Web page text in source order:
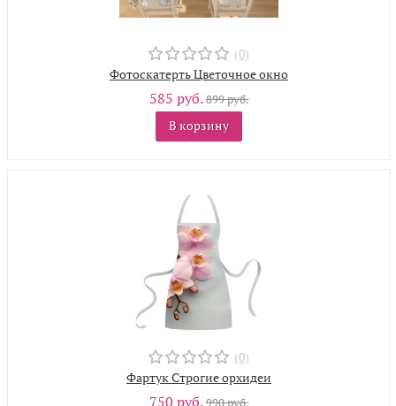
(0)
Фотоскатерть Цветочное окно
585 руб.899 руб.
В корзину
(0)
Фартук Строгие орхидеи
750 руб.990 руб.